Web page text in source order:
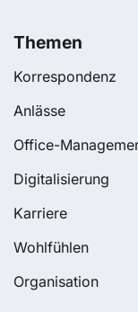
Themen
Korrespondenz
Anlässe
Office-
Digitalisierung
Karriere
Wohlfühlen
Organisation